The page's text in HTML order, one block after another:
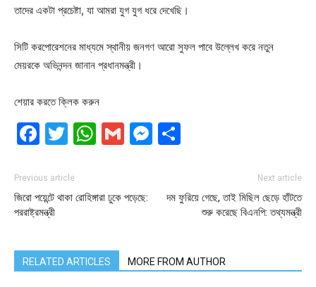
তাদের একটা প্রচেষ্টা, যা আমরা যুগ যুগ ধরে দেখেছি।
সিটি করপোরেশনের মাধ্যমে স্থানীয় জনগণ আরো সুফল পাবে উল্লেখ করে নতুন
মেয়রকে অভিনন্দন জানান প্রধানমন্ত্রী।
শেয়ার করতে ক্লিক করুন
Facebook
Twitter
WhatsApp
GmailMessenger
Previous article
জিরো পয়েন্টে থাকা রোহিঙ্গারা ঢুকে পড়েছে:
পররাষ্ট্রমন্ত্রী
Next article
দম ফুরিয়ে গেছে, তাই মিছিল ছেড়ে হাঁটতে
শুরু করেছে বিএনপি: তথ্যমন্ত্রী
RELATED ARTICLES MORE FROM AUTHOR